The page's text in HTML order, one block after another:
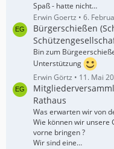
Spaß - hatte nicht…
Erwin Goertz
6.
Bürgerschießen
Bin zum
Unterstützung
Erwin Görtz
11. Mai
Rathaus
Was erwarten wir von
Wie können wir unsere
vorne bringen ?
Wir sind eine…